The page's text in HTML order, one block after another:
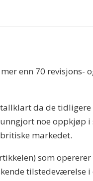
enn 70 revisjons-
da de
noe oppkjøp i
markedet.
som